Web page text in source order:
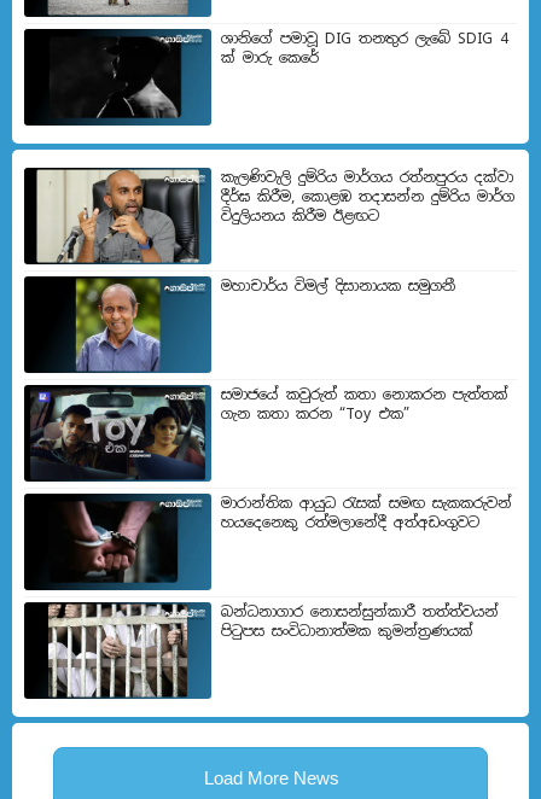
ශානිගේ පමාවූ DIG තනතුර ලැබේ SDIG 4
ක් මාරු කෙරේ
කැලණිවැලි දුම්රිය මාර්ගය රත්නපුරය දක්වා
දීර්ඝ කිරීම, කොළඹ තදාසන්න දුම්රිය මාර්ග
විදුලියනය කිරීම ඊළඟ​ට
මහාචාර්ය විමල් දිසානායක සමුගනී
සමාජයේ කවුරුත් කතා නොකරන පැත්තක්
ගැන කතා කරන “Toy එක”
මාරාන්තික ආයුධ රැසක් සමඟ සැකකරුවන්
හයදෙනෙකු රත්මලානේදී අත්අඩංගුවට
බන්ධනාගාර නොසන්සුන්කාරී තත්ත්වයන්
පිටුපස සංවිධානාත්මක කුමන්ත්‍රණයක්
Load More News